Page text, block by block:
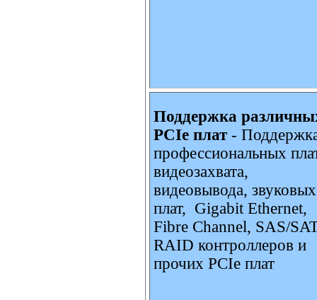
Поддержка
PCIe плат -
профессиональных
видеозахвата,
видеовывода, звуковых
плат, Gigabit Ethernet,
Fibre Channel, SAS/
RAID контроллеров и
прочих PCIe плат